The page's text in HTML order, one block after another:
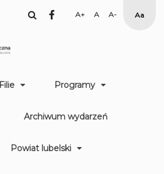
facebook
Set Set
Smaller
High
Filie Programy
Archiwum wydarzeń
Powiat lubelski